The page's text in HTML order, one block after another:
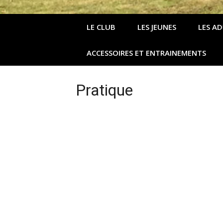
LE CLUB LES JEUNES LES
ACCESSOIRES ET ENTRAINEMENTS
Pratique